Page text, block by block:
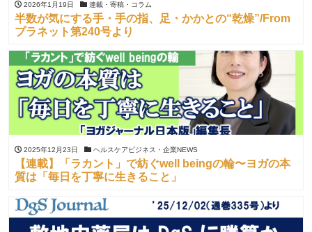
2026年1月19日 連載・寄稿・コラム
半数が気にする手・手の指、足・かかとの“乾燥”/From
プラネット第240号より
2025年12月23日 ヘルスケアビジネス・企業NEWS
【連載】「ラカント」で紡ぐwell beingの輪〜ヨガの本
質は「毎日を丁寧に生きること」